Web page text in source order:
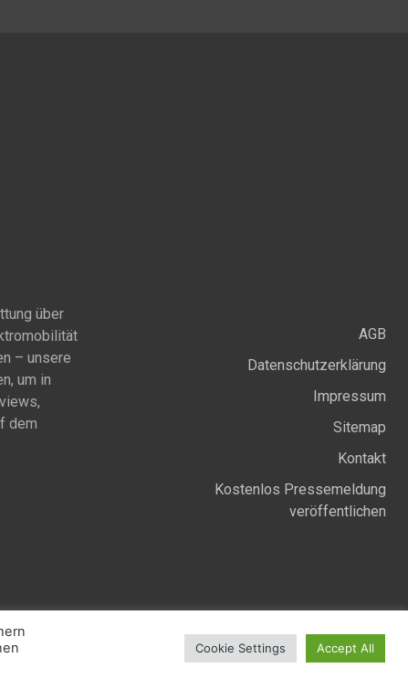
über
– unsere
um in
dem
AGB
Datenschutzerklärung
Impressum
Sitemap
Kontakt
Kostenlos Pressemeldung
veröffentlichen
Cookie Settings Accept All